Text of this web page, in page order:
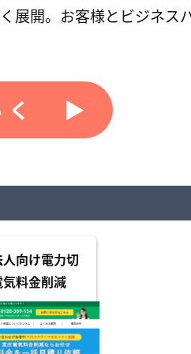
展開。お客様とビジネス
く ▶︎
向け電力切
料金削減